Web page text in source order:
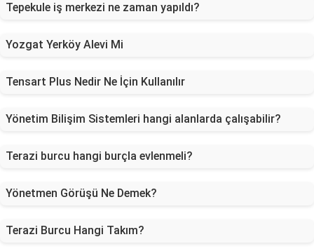
Tepekule iş merkezi ne zaman yapıldı?
Yozgat Yerköy Alevi Mi
Tensart Plus Nedir Ne İçin Kullanılır
Yönetim Bilişim Sistemleri hangi alanlarda çalışabilir?
Terazi burcu hangi burçla evlenmeli?
Yönetmen Görüşü Ne Demek?
Terazi Burcu Hangi Takım?